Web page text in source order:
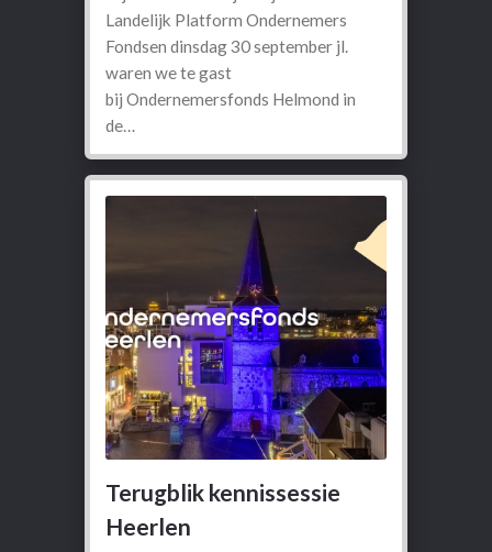
Landelijk Platform Ondernemers
Fondsen dinsdag 30 september jl.
waren we te gast
bij Ondernemersfonds Helmond in
de…
Terugblik kennissessie
Heerlen